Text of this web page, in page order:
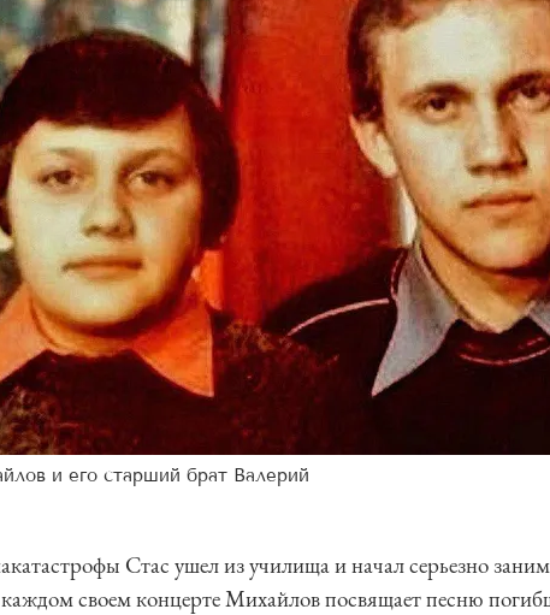
и его старший брат Валерий
Стас ушел из училища и начал серьезно
своем концерте Михайлов посвящает песню